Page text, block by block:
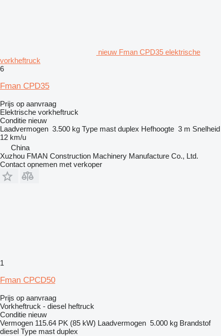
nieuw Fman CPD35 elektrische
vorkheftruck
6
Fman CPD35
Prijs op aanvraag
Elektrische vorkheftruck
Conditie nieuw
Laadvermogen 3.500 kg Type mast duplex Hefhoogte 3 m Snelheid
12 km/u
China
Xuzhou FMAN Construction Machinery Manufacture Co., Ltd.
Contact opnemen met verkoper
1
Fman CPCD50
Prijs op aanvraag
Vorkheftruck - diesel heftruck
Conditie nieuw
Vermogen 115.64 PK (85 kW) Laadvermogen 5.000 kg Brandstof
diesel Type mast duplex